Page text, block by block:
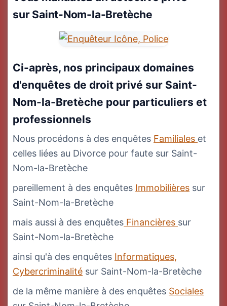
sur Saint-Nom-la-Bretèche
Ci-après, nos principaux domaines
d'enquêtes de droit privé sur Saint-
Nom-la-Bretèche pour particuliers et
professionnels
Nous procédons à des enquêtes Familiales et
celles liées au Divorce pour faute sur Saint-
Nom-la-Bretèche
pareillement à des enquêtes Immobilières sur
Saint-Nom-la-Bretèche
mais aussi à des enquêtes Financières sur
Saint-Nom-la-Bretèche
ainsi qu'à des enquêtes Informatiques,
Cybercriminalité sur Saint-Nom-la-Bretèche
de la même manière à des enquêtes Sociales